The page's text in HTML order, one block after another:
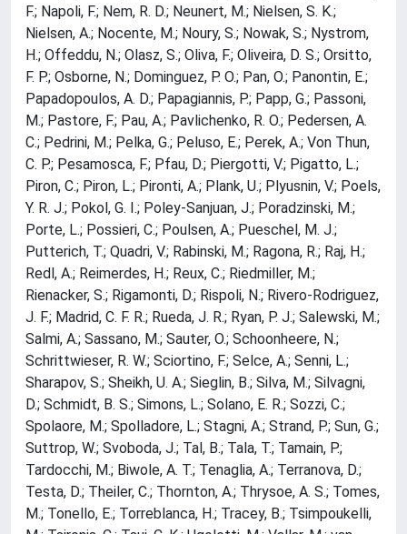
F.; Napoli, F.; Nem, R. D.; Neunert, M.; Nielsen, S. K.;
Nielsen, A.; Nocente, M.; Noury, S.; Nowak, S.; Nystrom,
H.; Offeddu, N.; Olasz, S.; Oliva, F.; Oliveira, D. S.; Orsitto,
F. P.; Osborne, N.; Dominguez, P. O.; Pan, O.; Panontin, E.;
Papadopoulos, A. D.; Papagiannis, P.; Papp, G.; Passoni,
M.; Pastore, F.; Pau, A.; Pavlichenko, R. O.; Pedersen, A.
C.; Pedrini, M.; Pelka, G.; Peluso, E.; Perek, A.; Von Thun,
C. P.; Pesamosca, F.; Pfau, D.; Piergotti, V.; Pigatto, L.;
Piron, C.; Piron, L.; Pironti, A.; Plank, U.; Plyusnin, V.; Poels,
Y. R. J.; Pokol, G. I.; Poley-Sanjuan, J.; Poradzinski, M.;
Porte, L.; Possieri, C.; Poulsen, A.; Pueschel, M. J.;
Putterich, T.; Quadri, V.; Rabinski, M.; Ragona, R.; Raj, H.;
Redl, A.; Reimerdes, H.; Reux, C.; Riedmiller, M.;
Rienacker, S.; Rigamonti, D.; Rispoli, N.; Rivero-Rodriguez,
J. F.; Madrid, C. F. R.; Rueda, J. R.; Ryan, P. J.; Salewski, M.;
Salmi, A.; Sassano, M.; Sauter, O.; Schoonheere, N.;
Schrittwieser, R. W.; Sciortino, F.; Selce, A.; Senni, L.;
Sharapov, S.; Sheikh, U. A.; Sieglin, B.; Silva, M.; Silvagni,
D.; Schmidt, B. S.; Simons, L.; Solano, E. R.; Sozzi, C.;
Spolaore, M.; Spolladore, L.; Stagni, A.; Strand, P.; Sun, G.;
Suttrop, W.; Svoboda, J.; Tal, B.; Tala, T.; Tamain, P.;
Tardocchi, M.; Biwole, A. T.; Tenaglia, A.; Terranova, D.;
Testa, D.; Theiler, C.; Thornton, A.; Thrysoe, A. S.; Tomes,
M.; Tonello, E.; Torreblanca, H.; Tracey, B.; Tsimpoukelli,